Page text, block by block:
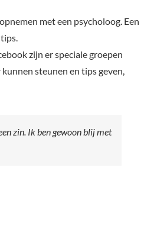
met een psycholoog. Een
zijn er speciale groepen
steunen en tips geven,
zin. Ik ben gewoon blij met